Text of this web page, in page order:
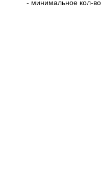
- минимальное кол-